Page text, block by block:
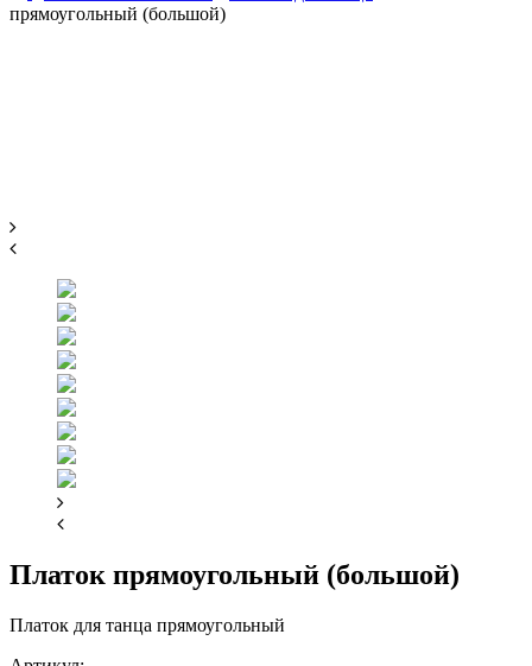
прямоугольный (большой)
Платок прямоугольный (большой)
Платок для танца прямоугольный